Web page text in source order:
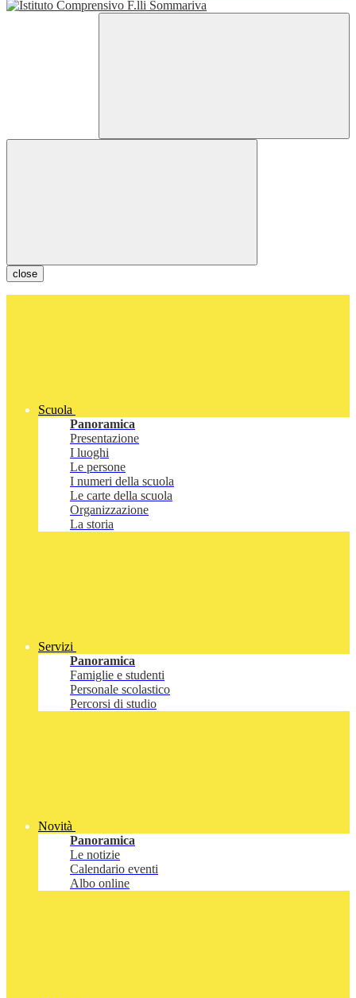
close
Scuola
Panoramica
Presentazione
I luoghi
Le persone
I numeri della scuola
Le carte della scuola
Organizzazione
La storia
Servizi
Panoramica
Famiglie e studenti
Personale scolastico
Percorsi di studio
Novità
Panoramica
Le notizie
Calendario eventi
Albo online